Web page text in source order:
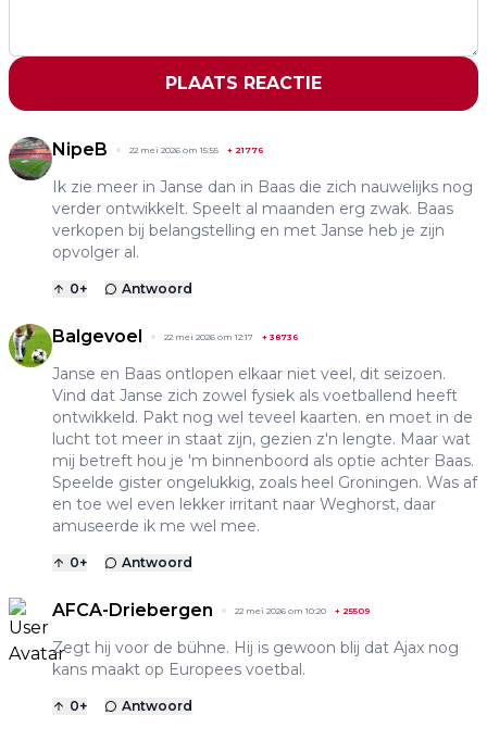
PLAATS REACTIE
NipeB 22 mei 2026 om 15:55 + 21776
Ik zie meer in Janse dan in Baas die zich nauwelijks nog
verder ontwikkelt. Speelt al maanden erg zwak. Baas
verkopen bij belangstelling en met Janse heb je zijn
opvolger al.
0+ Antwoord
Balgevoel 22 mei 2026 om 12:17 + 38736
Janse en Baas ontlopen elkaar niet veel, dit seizoen.
Vind dat Janse zich zowel fysiek als voetballend heeft
ontwikkeld. Pakt nog wel teveel kaarten. en moet in de
lucht tot meer in staat zijn, gezien z'n lengte. Maar wat
mij betreft hou je 'm binnenboord als optie achter Baas.
Speelde gister ongelukkig, zoals heel Groningen. Was af
en toe wel even lekker irritant naar Weghorst, daar
amuseerde ik me wel mee.
0+ Antwoord
AFCA-Driebergen 22 mei 2026 om 10:20 + 25509
Zegt hij voor de bühne. Hij is gewoon blij dat Ajax nog
kans maakt op Europees voetbal.
0+ Antwoord